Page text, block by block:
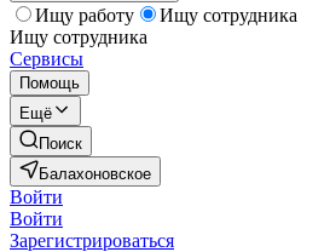
Ищу работу
Ищу сотрудника
Ищу сотрудника
Сервисы
Помощь
Ещё
Поиск
Балахоновское
Войти
Войти
Зарегистрироваться